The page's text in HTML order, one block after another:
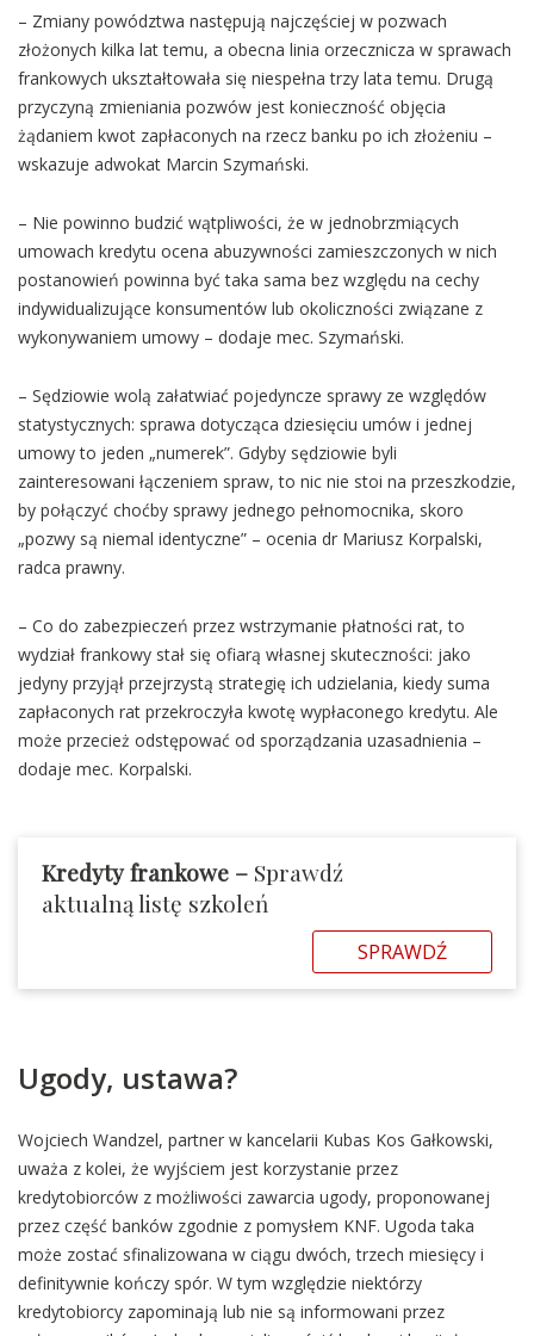
– Zmiany powództwa następują najczęściej w pozwach
złożonych kilka lat temu, a obecna linia orzecznicza w sprawach
frankowych ukształtowała się niespełna trzy lata temu. Drugą
przyczyną zmieniania pozwów jest konieczność objęcia
żądaniem kwot zapłaconych na rzecz banku po ich złożeniu –
wskazuje adwokat Marcin Szymański.
– Nie powinno budzić wątpliwości, że w jednobrzmiących
umowach kredytu ocena abuzywności zamieszczonych w nich
postanowień powinna być taka sama bez względu na cechy
indywidualizujące konsumentów lub okoliczności związane z
wykonywaniem umowy – dodaje mec. Szymański.
– Sędziowie wolą załatwiać pojedyncze sprawy ze względów
statystycznych: sprawa dotycząca dziesięciu umów i jednej
umowy to jeden „numerek”. Gdyby sędziowie byli
zainteresowani łączeniem spraw, to nic nie stoi na przeszkodzie,
by połączyć choćby sprawy jednego pełnomocnika, skoro
„pozwy są niemal identyczne” – ocenia dr Mariusz Korpalski,
radca prawny.
– Co do zabezpieczeń przez wstrzymanie płatności rat, to
wydział frankowy stał się ofiarą własnej skuteczności: jako
jedyny przyjął przejrzystą strategię ich udzielania, kiedy suma
zapłaconych rat przekroczyła kwotę wypłaconego kredytu. Ale
może przecież odstępować od sporządzania uzasadnienia –
dodaje mec. Korpalski.
Kredyty frankowe – Sprawdź
aktualną listę szkoleń
SPRAWDŹ
Ugody, ustawa?
Wojciech Wandzel, partner w kancelarii Kubas Kos Gałkowski,
uważa z kolei, że wyjściem jest korzystanie przez
kredytobiorców z możliwości zawarcia ugody, proponowanej
przez część banków zgodnie z pomysłem KNF. Ugoda taka
może zostać sfinalizowana w ciągu dwóch, trzech miesięcy i
definitywnie kończy spór. W tym względzie niektórzy
kredytobiorcy zapominają lub nie są informowani przez